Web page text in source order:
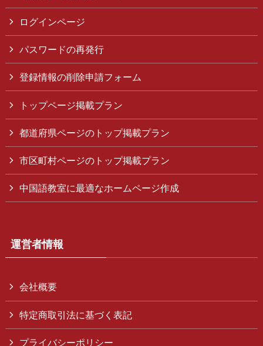
ログインページ
パスワードの再発行
登録情報の削除申請フォーム
トップページ掲載プラン
都道府県ページのトップ掲載プラン
市区町村ページのトップ掲載プラン
中国語教室に最適なホームページ作成
運営者情報
会社概要
特定商取引法に基づく表記
プライバシーポリシー